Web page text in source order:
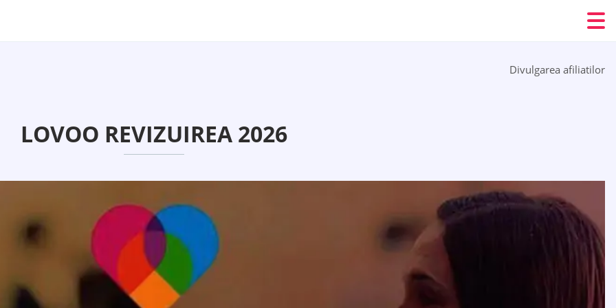
Divulgarea afiliatilor
LOVOO REVIZUIREA 2026